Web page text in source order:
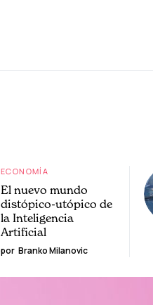
ECONOMÍA
El nuevo mundo
distópico-utópico de
la Inteligencia
Artificial
por Branko Milanovic